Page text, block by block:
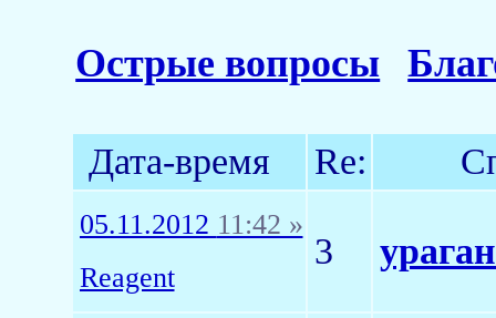
Острые вопросы
Дата-время Re:
05.11.2012 11:42 »
Reagent
3